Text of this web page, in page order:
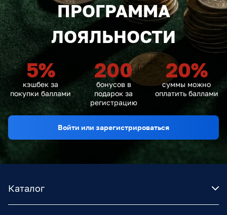
ПРОГРАММА
ЛОЯЛЬНОСТИ
5%
кэшбек за
покупки баллами
200
бонусов в
подарок за
регистрацию
20%
суммы можно
оплатить баллами
Войти или зарегистрироваться
Каталог